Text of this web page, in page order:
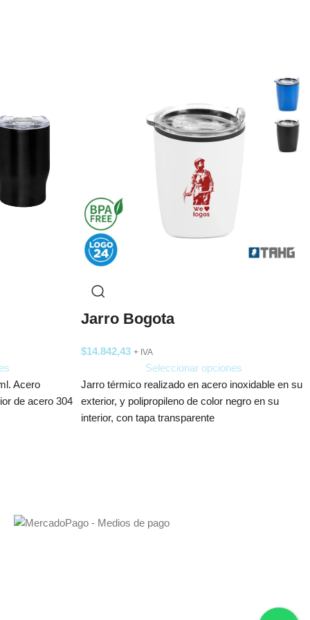
Acero
de acero 304
Jarro Bogota
$14.842,43 + IVA
Seleccionar opciones
Jarro térmico realizado en acero inoxidable en su
exterior, y polipropileno de color negro en su
interior, con tapa transparente